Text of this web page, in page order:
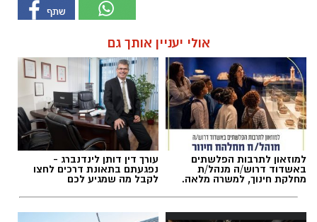
אולי יעניין אותך גם
למוזאון לתרבות הפלשתים
באשדוד דרוש/ה מנהל/ת
מחלקת חינוך, למשרה מלאה.
עורך דין דותן לינדנברג -
נפגעתם בתאונת דרכים לחצו
לקבל מה שמגיע לכם